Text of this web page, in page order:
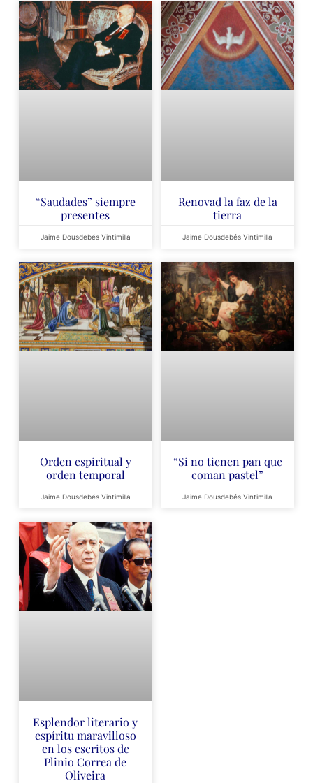
“Saudades” siempre
presentes
Jaime Dousdebés Vintimilla
Renovad la faz de la
tierra
Jaime Dousdebés Vintimilla
Orden espiritual y
orden temporal
Jaime Dousdebés Vintimilla
“Si no tienen pan que
coman pastel”
Jaime Dousdebés Vintimilla
Esplendor literario y
espíritu maravilloso
en los escritos de
Plinio Correa de
Oliveira